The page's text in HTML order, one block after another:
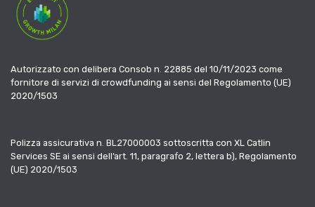
Autorizzato con delibera Consob n. 22885 del 10/11/2023 come
fornitore di servizi di crowdfunding ai sensi del Regolamento (UE)
2020/1503
Polizza assicurativa n. BL27000003 sottoscritta con XL Catlin
Services SE ai sensi dell’art. 11, paragrafo 2, lettera b), Regolamento
(UE) 2020/1503